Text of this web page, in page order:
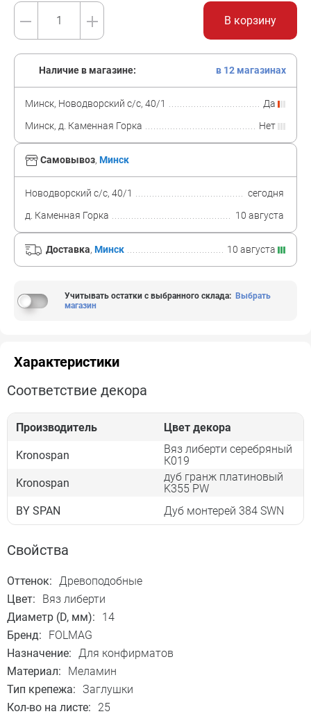
В корзину
Самовывоз, Минск
Новодворский с/с, 40/1
сегодня
д. Каменная Горка
10 августа
Доставка, Минск 10 августа
Наличие в магазине: в 12 магазинах
Минск, Новодворский с/с, 40/1
Да
Минск, д. Каменная Горка
Нет
Учитывать остатки с выбранного склада: Выбрать
магазин
Характеристики
Соответствие декора
Производитель Цвет декора
Kronospan
Вяз либерти серебряный
К019
Kronospan
дуб гранж платиновый
K355 PW
BY SPAN
Дуб монтерей 384 SWN
Свойства
Оттенок: Древоподобные
Цвет:
Вяз либерти
Диаметр (D, мм):
14
Бренд:
FOLMAG
Назначение: Для конфирматов
Материал:
Меламин
Тип крепежа: Заглушки
Кол-во на листе:
25